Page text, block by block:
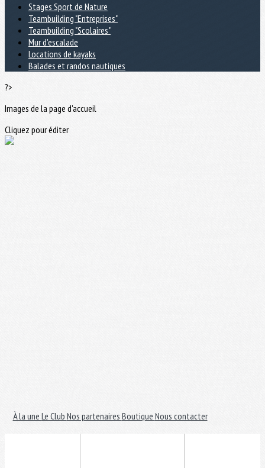
Stages Sport de Nature
Teambuilding "Entreprises"
Teambuilding "Scolaires"
Mur d'escalade
Locations de kayaks
Balades et randos nautiques
?>
Images de la page d'accueil
Cliquez pour éditer
À la une Le Club Nos partenaires Boutique Nous contacter